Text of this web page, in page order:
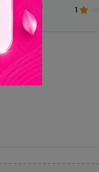
Sin reseñas
1